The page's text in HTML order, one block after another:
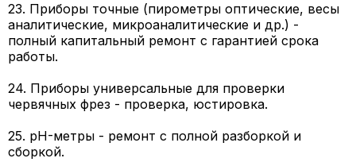
23. Приборы точные (пирометры оптические, весы
аналитические, микроаналитические и др.) -
полный капитальный ремонт с гарантией срока
работы.
24. Приборы универсальные для проверки
червячных фрез - проверка, юстировка.
25. pH-метры - ремонт с полной разборкой и
сборкой.